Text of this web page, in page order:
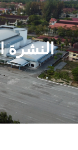
النشرة